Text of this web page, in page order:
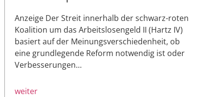
Anzeige Der Streit innerhalb der schwarz-roten
Koalition um das Arbeitslosengeld II (Hartz IV)
basiert auf der Meinungsverschiedenheit, ob
eine grundlegende Reform notwendig ist oder
Verbesserungen…
weiter